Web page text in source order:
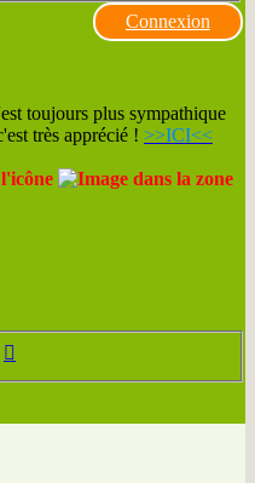
Connexion
toujours plus sympathique
très apprécié ! >>ICI<<
dans la zone